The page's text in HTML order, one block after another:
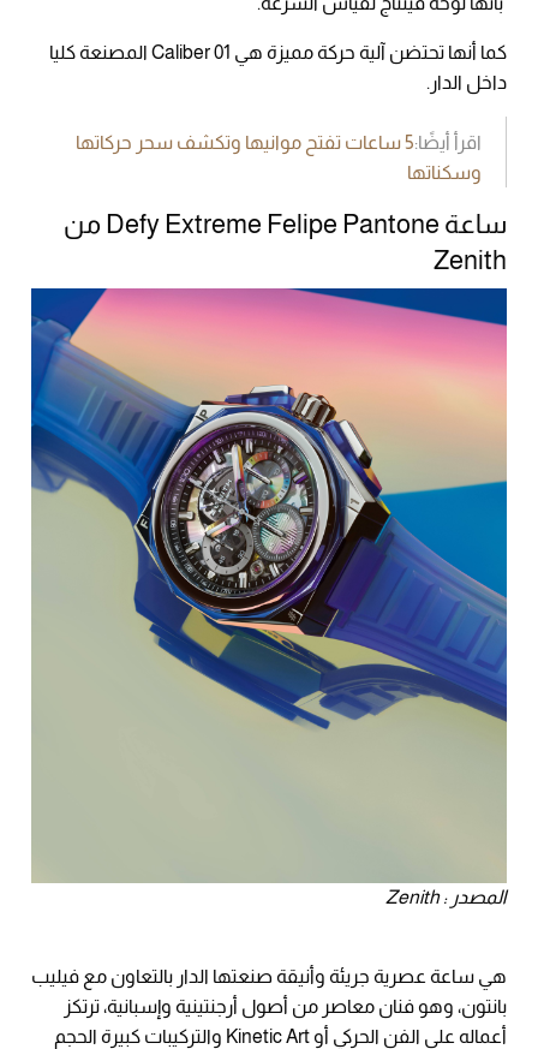
كما أنها تحتضن آلية حركة مميزة هي Caliber 01 المصنعة كليا
داخل الدار.
اقرأ أيضًا:
5 ساعات تفتح موانيها وتكشف سحر حركاتها
وسكناتها
ساعة Defy Extreme Felipe Pantone من
Zenith
المصدر : Zenith
هي ساعة عصرية جريئة وأنيقة صنعتها الدار بالتعاون مع فيليب
بانتون، وهو فنان معاصر من أصول أرجنتينية وإسبانية، ترتكز
أعماله على الفن الحركي أو Kinetic Art والتركيبات كبيرة الحجم